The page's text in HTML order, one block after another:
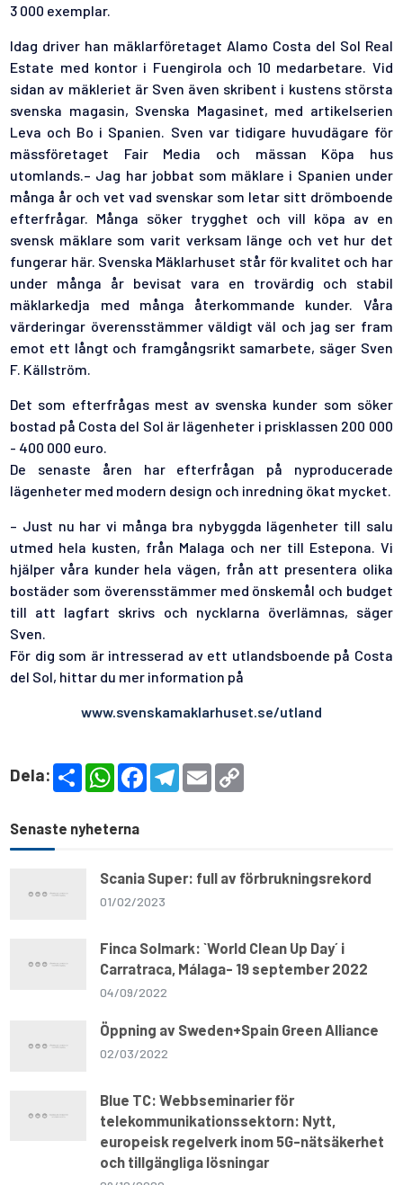
3 000 exemplar.
Idag driver han mäklarföretaget Alamo Costa del Sol Real
Estate med kontor i Fuengirola och 10 medarbetare. Vid
sidan av mäkleriet är Sven även skribent i kustens största
svenska magasin, Svenska Magasinet, med artikelserien
Leva och Bo i Spanien. Sven var tidigare huvudägare för
mässföretaget Fair Media och mässan Köpa hus
utomlands.– Jag har jobbat som mäklare i Spanien under
många år och vet vad svenskar som letar sitt drömboende
efterfrågar. Många söker trygghet och vill köpa av en
svensk mäklare som varit verksam länge och vet hur det
fungerar här. Svenska Mäklarhuset står för kvalitet och har
under många år bevisat vara en trovärdig och stabil
mäklarkedja med många återkommande kunder. Våra
värderingar överensstämmer väldigt väl och jag ser fram
emot ett långt och framgångsrikt samarbete, säger Sven
F. Källström.
Det som efterfrågas mest av svenska kunder som söker
bostad på Costa del Sol är lägenheter i prisklassen 200 000
- 400 000 euro.
De senaste åren har efterfrågan på nyproducerade
lägenheter med modern design och inredning ökat mycket.
– Just nu har vi många bra nybyggda lägenheter till salu
utmed hela kusten, från Malaga och ner till Estepona. Vi
hjälper våra kunder hela vägen, från att presentera olika
bostäder som överensstämmer med önskemål och budget
till att lagfart skrivs och nycklarna överlämnas, säger
Sven.
För dig som är intresserad av ett utlandsboende på Costa
del Sol, hittar du mer information på
www.svenskamaklarhuset.se/utland
Dela:
S
h
e
W
h
s
F
k
T
e
E
m
k
Senaste nyheterna
Scania Super: full av förbrukningsrekord
01/02/2023
Finca Solmark: `World Clean Up Day´ i
Carratraca, Málaga- 19 september 2022
04/09/2022
Öppning av Sweden+Spain Green Alliance
02/03/2022
Blue TC: Webbseminarier för
telekommunikationssektorn: Nytt,
europeisk regelverk inom 5G-nätsäkerhet
och tillgängliga lösningar